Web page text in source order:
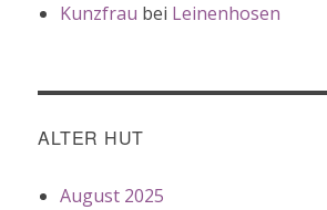
Kunzfrau bei Leinenhosen
ALTER HUT
August 2025